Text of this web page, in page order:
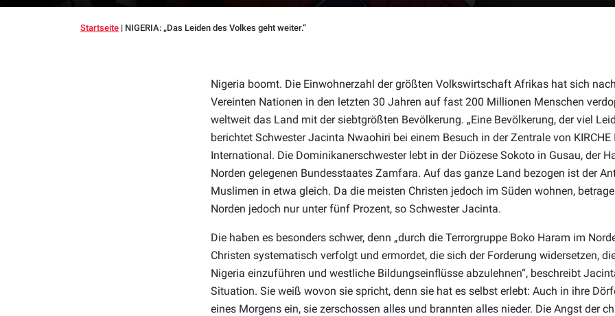
Startseite | NIGERIA: „Das Leiden des Volkes geht weiter.“
Nigeria boomt. Die Einwohnerzahl der größten Volkswirtschaft Afrikas hat sich
Vereinten Nationen in den letzten 30 Jahren auf fast 200 Millionen Menschen
weltweit das Land mit der siebtgrößten Bevölkerung. „Eine Bevölkerung, der viel
berichtet Schwester Jacinta Nwaohiri bei einem Besuch in der Zentrale von KIRCHE
International. Die Dominikanerschwester lebt in der Diözese Sokoto in Gusau, der
Norden gelegenen Bundesstaates Zamfara. Auf das ganze Land bezogen ist der
Muslimen in etwa gleich. Da die meisten Christen jedoch im Süden wohnen,
Norden jedoch nur unter fünf Prozent, so Schwester Jacinta.
Die haben es besonders schwer, denn „durch die Terrorgruppe Boko Haram im
Christen systematisch verfolgt und ermordet, die sich der Forderung widersetzen,
Nigeria einzuführen und westliche Bildungseinflüsse abzulehnen“, beschreibt
Situation. Sie weiß wovon sie spricht, denn sie hat es selbst erlebt: Auch in ihre
eines Morgens ein, sie zerschossen alles und brannten alles nieder. Die Angst der